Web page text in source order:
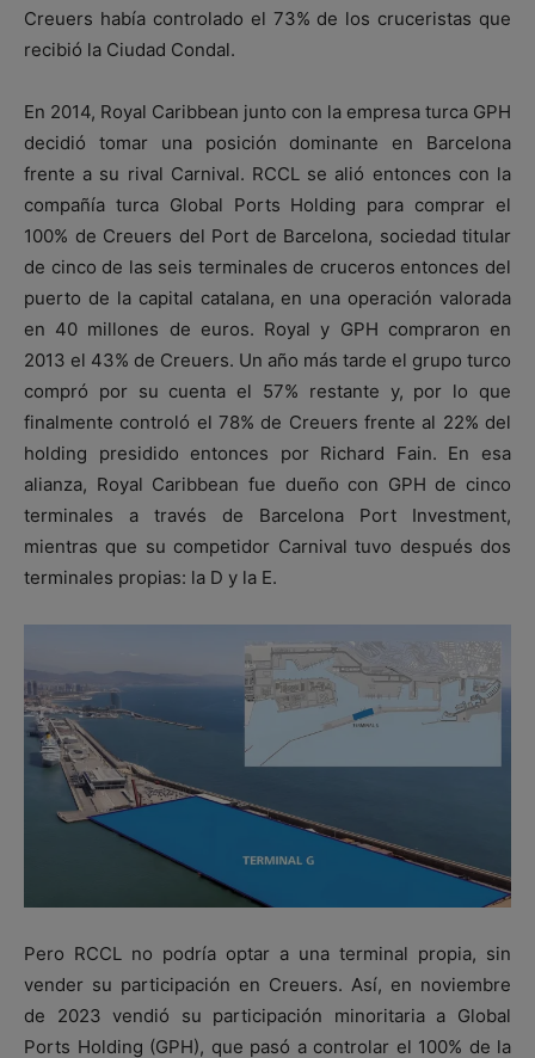
Creuers había controlado el 73% de los cruceristas que
recibió la Ciudad Condal.
En 2014, Royal Caribbean junto con la empresa turca GPH
decidió tomar una posición dominante en Barcelona
frente a su rival Carnival. RCCL se alió entonces con la
compañía turca Global Ports Holding para comprar el
100% de Creuers del Port de Barcelona, sociedad titular
de cinco de las seis terminales de cruceros entonces del
puerto de la capital catalana, en una operación valorada
en 40 millones de euros. Royal y GPH compraron en
2013 el 43% de Creuers. Un año más tarde el grupo turco
compró por su cuenta el 57% restante y, por lo que
finalmente controló el 78% de Creuers frente al 22% del
holding presidido entonces por Richard Fain. En esa
alianza, Royal Caribbean fue dueño con GPH de cinco
terminales a través de Barcelona Port Investment,
mientras que su competidor Carnival tuvo después dos
terminales propias: la D y la E.
Pero RCCL no podría optar a una terminal propia, sin
vender su participación en Creuers. Así, en noviembre
de 2023 vendió su participación minoritaria a Global
Ports Holding (GPH), que pasó a controlar el 100% de la